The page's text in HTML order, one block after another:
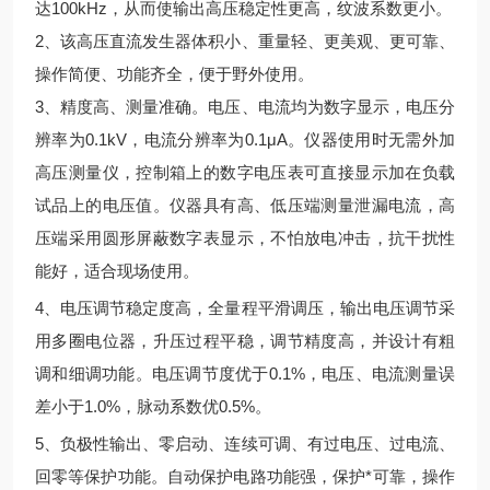
达100kHz ，从而使输出高压稳定性更高，纹波系数更小。
2 、该高压直流发生器体积小、重量轻、更美观、更可靠、
操作简便、功能齐全，便于野外使用。
3 、精度高、测量准确。电压、电流均为数字显示，电压分
辨率为0.1kV ，电流分辨率为0.1μA。仪器使用时无需外加
高压测量仪，控制箱上的数字电压表可直接显示加在负载
试品上的电压值。仪器具有高、低压端测量泄漏电流，高
压端采用圆形屏蔽数字表显示，不怕放电冲击，抗干扰性
能好，适合现场使用。
4 、电压调节稳定度高，全量程平滑调压，输出电压调节采
用多圈电位器，升压过程平稳，调节精度高，并设计有粗
调和细调功能。电压调节度优于0.1%，电压、电流测量误
差小于1.0% ，脉动系数优0.5%。
5 、负极性输出、零启动、连续可调、有过电压、过电流、
回零等保护功能。自动保护电路功能强，保护*可靠，操作